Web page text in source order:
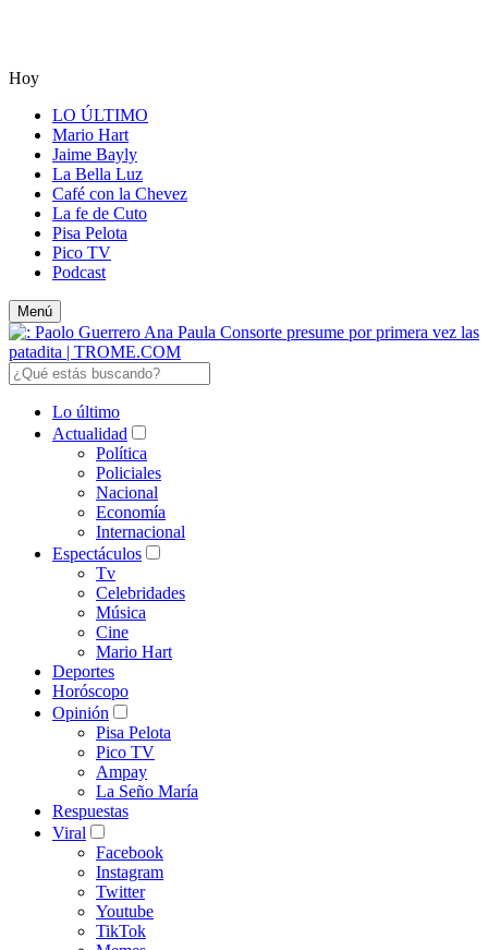
Hoy
LO ÚLTIMO
Mario Hart
Jaime Bayly
La Bella Luz
Café con la Chevez
La fe de Cuto
Pisa Pelota
Pico TV
Podcast
Menú
Lo último
Actualidad
Política
Policiales
Nacional
Economía
Internacional
Espectáculos
Tv
Celebridades
Música
Cine
Mario Hart
Deportes
Horóscopo
Opinión
Pisa Pelota
Pico TV
Ampay
La Seño María
Respuestas
Viral
Facebook
Instagram
Twitter
Youtube
TikTok